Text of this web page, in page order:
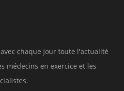
chaque jour toute l'actualité
médecins en exercice et les